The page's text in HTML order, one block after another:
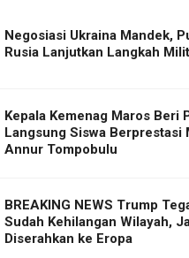
Negosiasi Ukraina Mandek,
Rusia Lanjutkan Langkah
Kepala Kemenag Maros Beri
Langsung Siswa Berprestasi
Annur Tompobulu
BREAKING NEWS Trump
Sudah Kehilangan Wilayah,
Diserahkan ke Eropa